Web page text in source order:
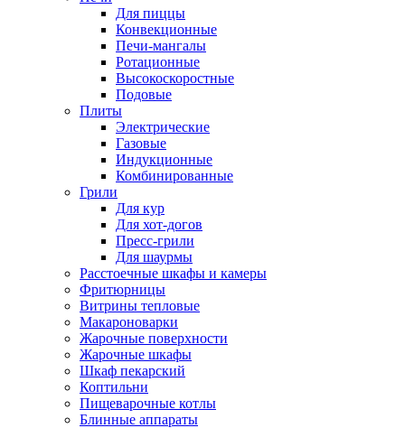
Для пиццы
Конвекционные
Печи-мангалы
Ротационные
Высокоскоростные
Подовые
Плиты
Электрические
Газовые
Индукционные
Комбинированные
Грили
Для кур
Для хот-догов
Пресс-грили
Для шаурмы
Расстоечные шкафы и камеры
Фритюрницы
Витрины тепловые
Макароноварки
Жарочные поверхности
Жарочные шкафы
Шкаф пекарский
Коптильни
Пищеварочные котлы
Блинные аппараты